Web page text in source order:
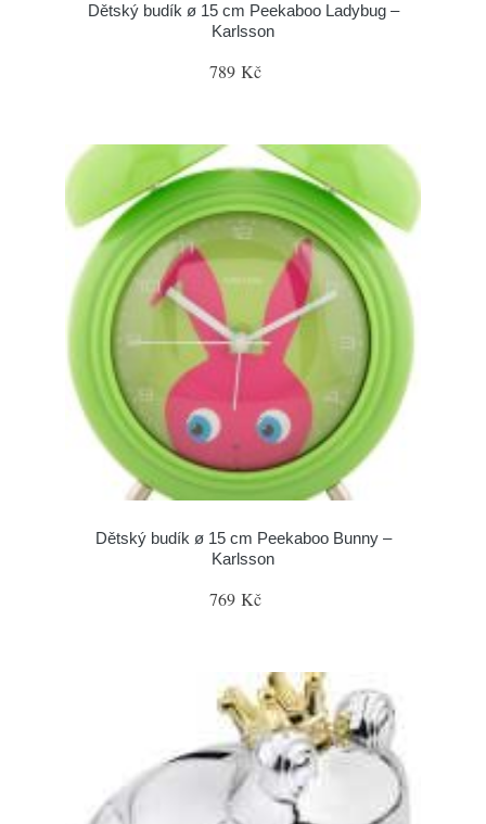
Dětský budík ø 15 cm Peekaboo Ladybug –
Karlsson
789 Kč
Dětský budík ø 15 cm Peekaboo Bunny –
Karlsson
769 Kč